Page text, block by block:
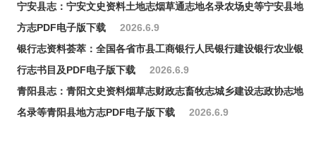
宁安县志：宁安文史资料土地志烟草通志地名录农场史等宁安县地
方志PDF电子版下载
2026.6.9
银行志资料荟萃：全国各省市县工商银行人民银行建设银行农业银
行志书目及PDF电子版下载
2026.6.9
青阳县志：青阳文史资料烟草志财政志畜牧志城乡建设志政协志地
名录等青阳县地方志PDF电子版下载
2026.6.9